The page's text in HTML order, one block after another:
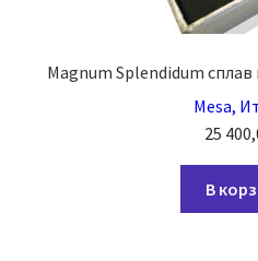
Magnum Splendidum
Mesa,
25
В